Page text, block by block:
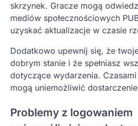
skrzynek. Gracze mogą
mediów społecznościowych
uzyskać aktualizacje w czasie
Dodatkowo upewnij się, że
dobrym stanie i że spełniasz
dotyczące wydarzenia.
mogą uniemożliwić
Problemy z logowaniem